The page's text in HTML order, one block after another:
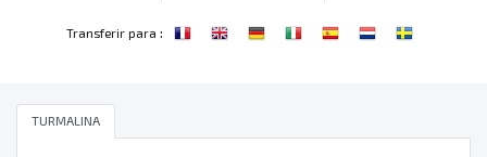
Transferir para :
TURMALINA